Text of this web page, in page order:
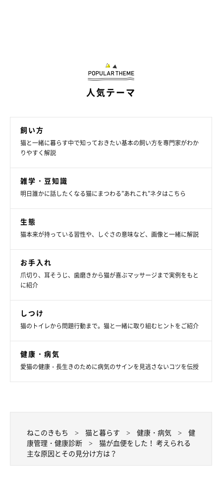
getty
重篤な病気のおそれもある血便は、とにかく早めの対処が肝心。
ウンチの状態だけでなく愛猫の様子も観察し、いつもと違ったと
ころがないかチェックしてくださいね。
猫の血便についてさらに詳しく知りたい方は、こちらの記事も参
考にしてください。
ンチの見分け方や原因〜対処法）
参考／「ねこのきもち」WEB MAGAZINE『【獣医師監修】愛猫の
血便｜ウンチの見分け方や原因〜対処法まで解説！』（監修：ね
人気テーマ
飼い方
猫と一緒に暮らす中で知っておきたい基本の飼い方を専門家がわか
りやすく解説
雑学・豆知識
明日誰かに話したくなる猫にまつわる”あれこれ”ネタはこちら
生態
猫本来が持っている習性や、しぐさの意味など、画像と一緒に解説
お手入れ
爪切り、耳そうじ、歯磨きから猫が喜ぶマッサージまで実例をもと
に紹介
しつけ
猫のトイレから問題行動まで。猫と一緒に取り組むヒントをご紹介
健康・病気
愛猫の健康・長生きのために病気のサインを見逃さないコツを伝授
ねこのきもち 猫と暮らす 健康・病気
健
康管理・健康診断
猫が血便をした！ 考えられる
主な原因とその見分け方は？